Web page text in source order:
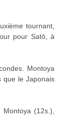
tournant,
pour Satō, à
Montoya
que le Japonais
Montoya (12s.),